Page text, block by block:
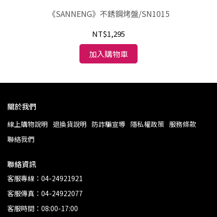
《SANNENG》不銹鋼烤盤/SN1015
NT$1,295
加入購物車
關於我們
線上購物說明 退換貨說明 防詐騙宣導 隱私權政策 服務條款
聯絡我們
聯絡資訊
客服專線：04-24921921
客服傳真：04-24922077
客服時間：08:00-17:00